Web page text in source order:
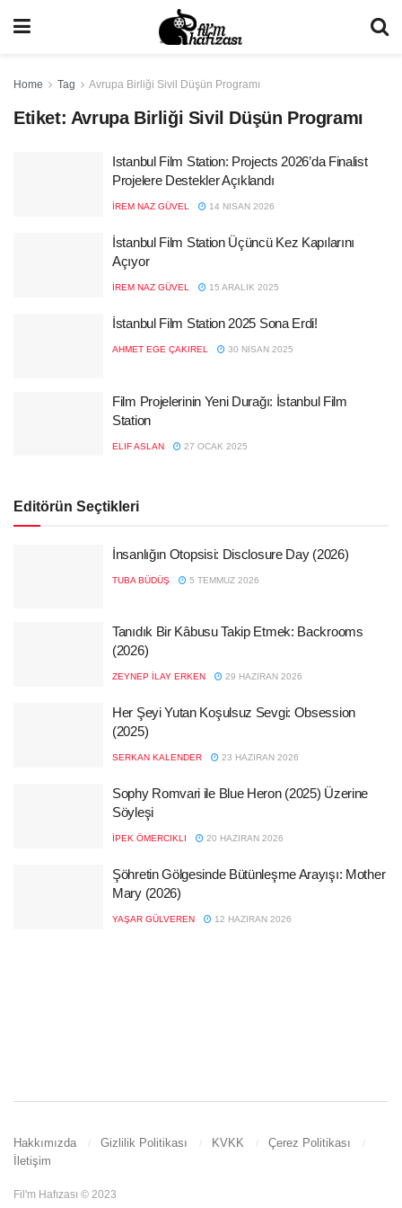
Home Tag Avrupa Birliği Sivil Düşün Programı
Etiket: Avrupa Birliği Sivil Düşün Programı
Istanbul Film Station: Projects 2026’da Finalist
Projelere Destekler Açıklandı
İREM NAZ GÜVEL 14 NISAN 2026
İstanbul Film Station Üçüncü Kez Kapılarını
Açıyor
İREM NAZ GÜVEL 15 ARALIK 2025
İstanbul Film Station 2025 Sona Erdi!
AHMET EGE ÇAKIREL 30 NISAN 2025
Film Projelerinin Yeni Durağı: İstanbul Film
Station
ELIF ASLAN 27 OCAK 2025
Editörün Seçtikleri
İnsanlığın Otopsisi: Disclosure Day (2026)
TUBA BÜDÜŞ 5 TEMMUZ 2026
Tanıdık Bir Kâbusu Takip Etmek: Backrooms
(2026)
ZEYNEP İLAY ERKEN 29 HAZIRAN 2026
Her Şeyi Yutan Koşulsuz Sevgi: Obsession
(2025)
SERKAN KALENDER 23 HAZIRAN 2026
Sophy Romvari ile Blue Heron (2025) Üzerine
Söyleşi
İPEK ÖMERCIKLI 20 HAZIRAN 2026
Şöhretin Gölgesinde Bütünleşme Arayışı: Mother
Mary (2026)
YAŞAR GÜLVEREN 12 HAZIRAN 2026
Hakkımızda Gizlilik Politikası KVKK
Çerez Politikası
İletişim
Fil'm Hafızası © 2023